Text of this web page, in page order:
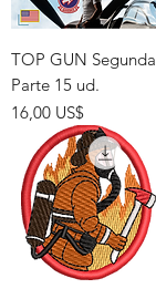
TOP GUN Segunda
Parte 15 ud.
Precio
16,00 US$